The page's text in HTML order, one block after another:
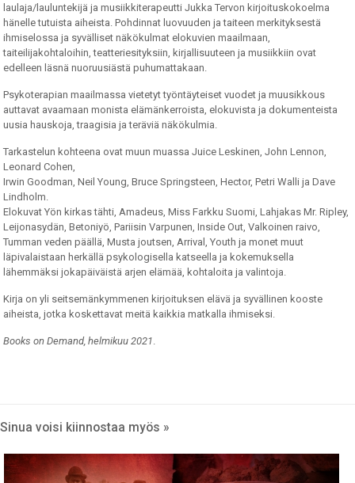
laulaja/lauluntekijä ja musiikkiterapeutti Jukka Tervon kirjoituskokoelma
hänelle tutuista aiheista. Pohdinnat luovuuden ja taiteen merkityksestä
ihmiselossa ja syvälliset näkökulmat elokuvien maailmaan,
taiteilijakohtaloihin, teatteriesityksiin, kirjallisuuteen ja musiikkiin ovat
edelleen läsnä nuoruusiästä puhumattakaan.
Psykoterapian maailmassa vietetyt työntäyteiset vuodet ja muusikkous
auttavat avaamaan monista elämänkerroista, elokuvista ja dokumenteista
uusia hauskoja, traagisia ja teräviä näkökulmia.
Tarkastelun kohteena ovat muun muassa Juice Leskinen, John Lennon,
Leonard Cohen,
Irwin Goodman, Neil Young, Bruce Springsteen, Hector, Petri Walli ja Dave
Lindholm.
Elokuvat Yön kirkas tähti, Amadeus, Miss Farkku Suomi, Lahjakas Mr. Ripley,
Leijonasydän, Betoniyö, Pariisin Varpunen, Inside Out, Valkoinen raivo,
Tumman veden päällä, Musta joutsen, Arrival, Youth ja monet muut
läpivalaistaan herkällä psykologisella katseella ja kokemuksella
lähemmäksi jokapäiväistä arjen elämää, kohtaloita ja valintoja.
Kirja on yli seitsemänkymmenen kirjoituksen elävä ja syvällinen kooste
aiheista, jotka koskettavat meitä kaikkia matkalla ihmiseksi.
Books on Demand, helmikuu 2021.
Sinua voisi kiinnostaa myös »